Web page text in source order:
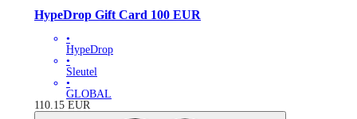
HypeDrop Gift Card 100 EUR
•
HypeDrop
•
Sleutel
•
GLOBAL
110.15 EUR